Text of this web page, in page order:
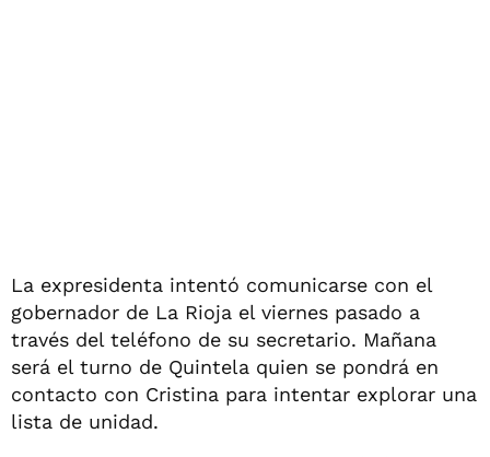
La expresidenta intentó comunicarse con el
gobernador de La Rioja el viernes pasado a
través del teléfono de su secretario. Mañana
será el turno de Quintela quien se pondrá en
contacto con Cristina para intentar explorar una
lista de unidad.